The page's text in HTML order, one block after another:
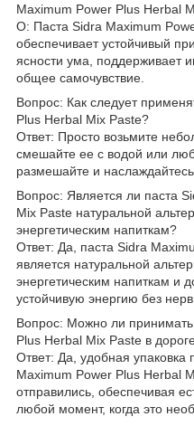
Maximum Power Plus Herbal
О: Паста Sidra Maximum
обеспечивает устойчивый
ясности ума, поддерживает
общее самочувствие.
Вопрос: Как следует
Plus Herbal Mix Paste?
Ответ: Просто возьмите
смешайте ее с водой или
размешайте и
Вопрос: Является ли паста
Mix Paste натуральной
энергетическим напиткам?
Ответ: Да, паста Sidra
является натуральной
энергетическим напиткам и
устойчивую энергию без
Вопрос: Можно ли
Plus Herbal Mix Paste в
Ответ: Да, удобная упаковка
Maximum Power Plus Herbal
отправились, обеспечивая
любой момент, когда это